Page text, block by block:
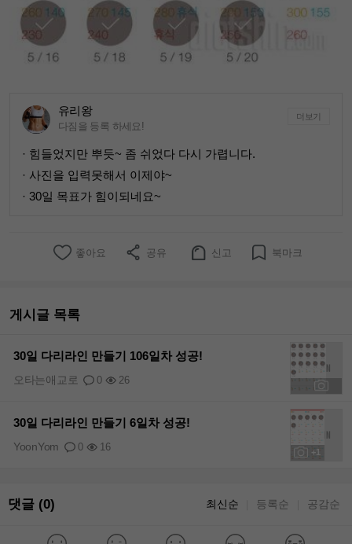
유리왕
다짐을 등록 하세요!
더보기
· 힘들었지만 뿌듯~ 좀 쉬었다 다시 가렵니다.
· 사진을 입력못해서 이제야~
· 30일 목표가 힘이되네요~
좋아요 공유 신고 북마크
게시글 목록
30일 다리라인 만들기 106일차 성공!
0 26
오타는애교로
+1
30일 다리라인 만들기 6일차 성공!
0 16
YoonYom
댓글 (0) 최신순 등록순 공감순